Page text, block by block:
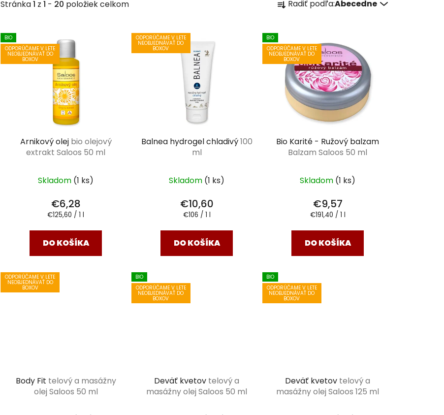
Stránka1 z 1 - 20 položiek celkom a
e
n
i
u
Radiť podľa:Abecedne
V
ý
BIO
ODPORÚČAME V LETE
NEOBJEDNÁVAŤ DO
BOXOV
Arnikový olej bio olejový
extrakt Saloos 50 ml
Skladom (1 ks)
€6,28
Jednotková
€125,60 / 1 l
DO KOŠÍKA
ODPORÚČAME V LETE
NEOBJEDNÁVAŤ DO
BOXOV
Balnea hydrogel chladivý100
ml
Skladom (1 ks)
€10,60
Jednotková
€106 / 1 l
DO KOŠÍKA
BIO
ODPORÚČAME V LETE
NEOBJEDNÁVAŤ DO
BOXOV
Bio Karité - Ružový balzam
Balzam Saloos 50 ml
Skladom (1 ks)
€9,57
Jednotková
€191,40 / 1 l
DO KOŠÍKA
ODPORÚČAME V LETE
NEOBJEDNÁVAŤ DO
BOXOV
Body Fit telový a masážny
olej Saloos 50 ml
BIO
ODPORÚČAME V LETE
NEOBJEDNÁVAŤ DO
BOXOV
Deväť kvetov telový a
masážny olej Saloos 50 ml
BIO
ODPORÚČAME V LETE
NEOBJEDNÁVAŤ DO
BOXOV
Deväť kvetov telový a
masážny olej Saloos 125 ml